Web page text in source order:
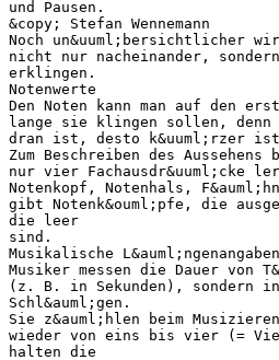
und Pausen.
&copy; Stefan Wennemann
Noch un&uuml;bersichtlicher
nicht nur nacheinander,
erklingen.
Notenwerte
Den Noten kann man auf den
lange sie klingen sollen, denn
dran ist, desto k&uuml;rzer
Zum Beschreiben des
nur vier Fachausdr&uuml;cke
Notenkopf, Notenhals,
gibt Notenk&ouml;pfe, die
die leer
sind.
Musikalische L&auml;ngenangaben
Musiker messen die Dauer von
(z. B. in Sekunden), sondern
Schl&auml;gen.
Sie z&auml;hlen beim
wieder von eins bis vier (=
halten die